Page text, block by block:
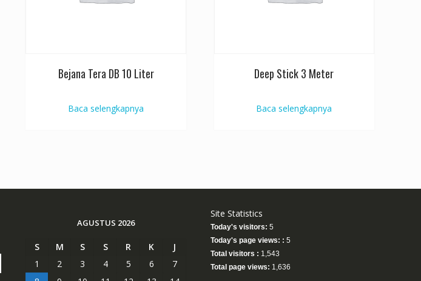
Bejana Tera DB 10 Liter
Baca selengkapnya
Deep Stick 3 Meter
Baca selengkapnya
AGUSTUS 2026
S M S S R K
J
1
2 3 4 5 6
7
Site Statistics
Today's visitors: 5
Today's page views: : 5
Total visitors : 1,543
Total page views: 1,636